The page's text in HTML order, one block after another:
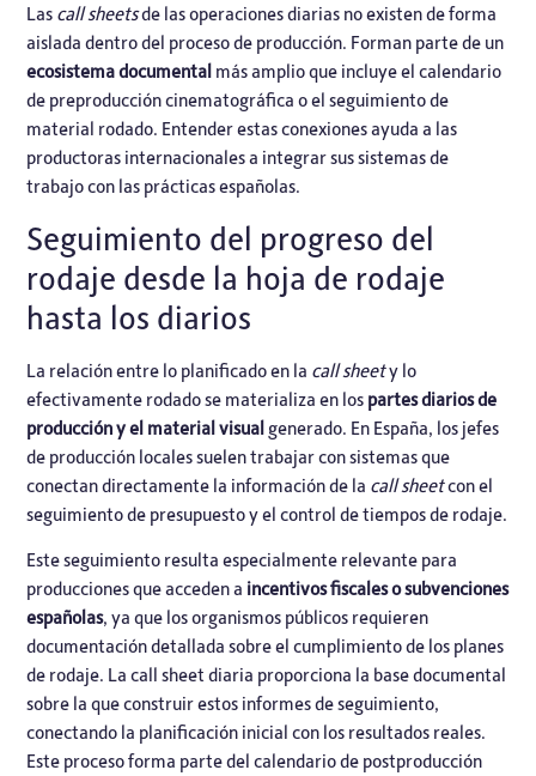
Las call sheetsde las operaciones diarias no existen de forma
aislada dentro del proceso de producción. Forman parte de un
ecosistema documental más amplio que incluye el calendario
de preproducción cinematográfica o el seguimiento de
material rodado. Entender estas conexiones ayuda a las
productoras internacionales a integrar sus sistemas de
trabajo con las prácticas españolas.
Seguimiento del progreso del
rodaje desde la hoja de rodaje
hasta los diarios
La relación entre lo planificado en la call sheety lo
efectivamente rodado se materializa en los partes diarios de
producción y el material visual generado. En España, los jefes
de producción locales suelen trabajar con sistemas que
conectan directamente la información de la call sheetcon el
seguimiento de presupuestoy el control de tiempos de rodaje.
Este seguimiento resulta especialmente relevante para
producciones que acceden a incentivos fiscales o subvenciones
españolas, ya que los organismos públicos requieren
documentación detallada sobre el cumplimiento de los planes
de rodaje. La call sheet diaria proporciona la base documental
sobre la que construir estos informes de seguimiento,
conectando la planificación inicial con los resultados reales.
Este proceso forma parte del calendario de postproducción